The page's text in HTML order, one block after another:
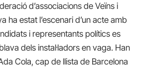
d’associacions de Veïns i
ha estat l’escenari d’un acte amb
i representants polítics es
dels instal·ladors en vaga. Han
Cola, cap de llista de Barcelona